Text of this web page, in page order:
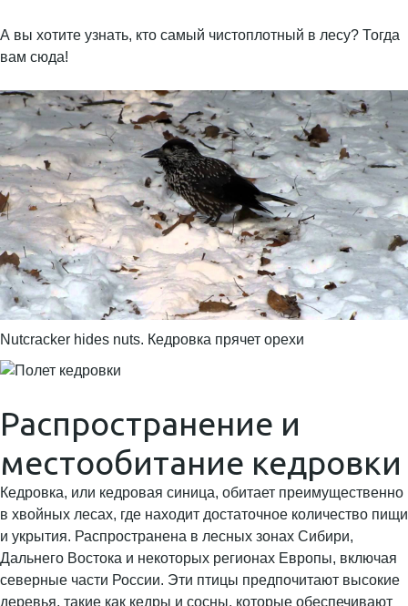
А вы хотите узнать, кто самый чистоплотный в лесу? Тогда
вам сюда!
Nutcracker hides nuts. Кедровка прячет орехи
Распространение и
местообитание кедровки
Кедровка, или кедровая синица, обитает преимущественно
в хвойных лесах, где находит достаточное количество пищи
и укрытия. Распространена в лесных зонах Сибири,
Дальнего Востока и некоторых регионах Европы, включая
северные части России. Эти птицы предпочитают высокие
деревья, такие как кедры и сосны, которые обеспечивают